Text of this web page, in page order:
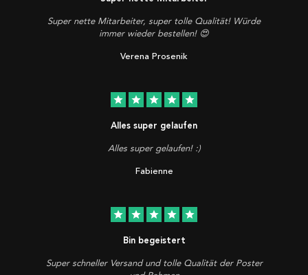
Super nette Mitarbeiter, super tolle Qualität! Würde
immer wieder bestellen! 😍
Verena Prosenik
star star star star star
Alles super gelaufen
Alles super gelaufen! :)
Fabienne
star star star star star
Bin begeistert
Super schneller Versand und tolle Qualität der Poster